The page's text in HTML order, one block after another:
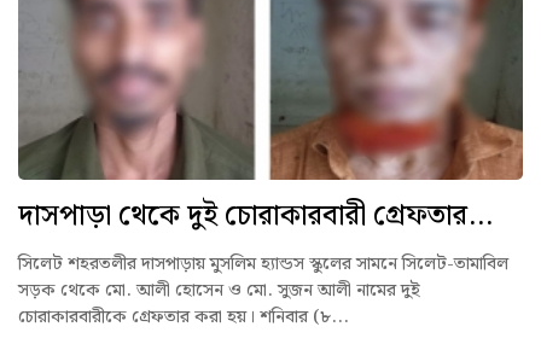
দাসপাড়া থেকে দুই চোরাকারবারী গ্রেফতার...
সিলেট শহরতলীর দাসপাড়ায় মুসলিম হ্যান্ডস স্কুলের সামনে সিলেট-তামাবিল
সড়ক থেকে মো. আলী হোসেন ও মো. সুজন আলী নামের দুই
চোরাকারবারীকে গ্রেফতার করা হয়। শনিবার (৮...